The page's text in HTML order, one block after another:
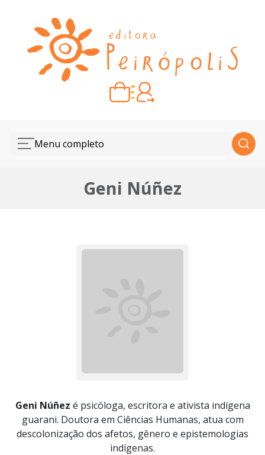
Carrinho vazio
Quando escolher seus livros, eles aparecem aqui.
Menu completo
Geni Núñez
Geni Núñez é psicóloga, escritora e ativista indígena
guarani. Doutora em Ciências Humanas, atua com
descolonização dos afetos, gênero e epistemologias
indígenas.